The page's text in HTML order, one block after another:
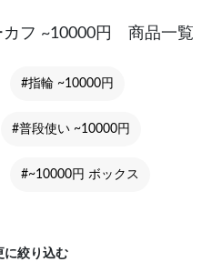
カフ ~10000円 商品一覧
#指輪 ~10000円
#普段使い ~10000円
#~10000円 ボックス
に絞り込む